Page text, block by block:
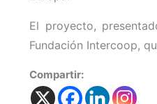
El proyecto,
Fundación Intercoop,
Compartir: